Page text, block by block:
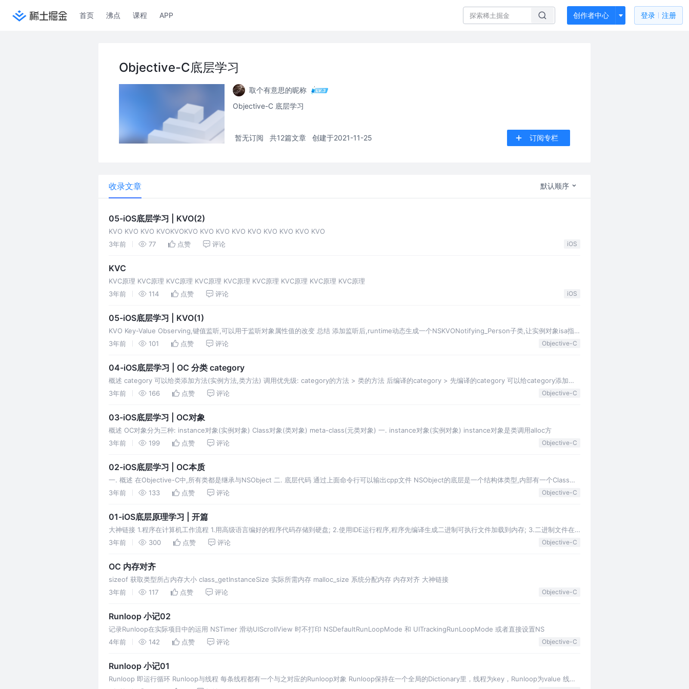
首页 沸点 课程 APP 创作者中心 登录 注册
Objective-C底层学习
取个有意思的昵称
Objective-C 底层学习
暂无订阅 共12篇文章 创建于2021-11-25 订阅专栏
收录文章 默认顺序
05-iOS底层学习 | KVO(2)
KVO KVO KVO KVOKVOKVO KVO KVO KVO KVO KVO KVO KVO KVO
3年前
77 点赞 评论 iOS
KVC
KVC原理 KVC原理 KVC原理 KVC原理 KVC原理 KVC原理 KVC原理 KVC原理 KVC原理
3年前
114 点赞 评论 iOS
05-iOS底层学习 | KVO(1)
KVO Key-Value Observing,键值监听,可以用于监听对象属性值的改变 总结 添加监听后,runtime动态生成一个NSKVONotifying_Person子类,让实例对象isa指
向
3年前 101 点赞 评论 Objective-C
04-iOS底层学习 | OC 分类 category
概述 category 可以给类添加方法(实例方法,类方法) 调用优先级: category的方法 > 类的方法 后编译的category > 先编译的category 可以给category添加属
性
3年前 166 点赞 评论 Objective-C
03-iOS底层学习 | OC对象
概述 OC对象分为三种: instance对象(实例对象) Class对象(类对象) meta-class(元类对象) 一. instance对象(实例对象) instance对象是类调用alloc方
3年前
199 点赞 评论 Objective-C
02-iOS底层学习 | OC本质
一. 概述 在Objective-C中,所有类都是继承与NSObject 二. 底层代码 通过上面命令行可以输出cpp文件 NSObject的底层是一个结构体类型,内部有一个Class类
型的成员isa
3年前 133 点赞 评论 Objective-C
01-iOS底层原理学习 | 开篇
大神链接 1.程序在计算机工作流程 1.用高级语言编好的程序代码存储到硬盘; 2.使用IDE运行程序,程序先编译生成二进制可执行文件加载到内存; 3.二进制文件在
内存中运行,都会有基于该高级语言运行的
3年前 300 点赞 评论 Objective-C
OC 内存对齐
sizeof 获取类型所占内存大小 class_getInstanceSize 实际所需内存 malloc_size 系统分配内存 内存对齐 大神链接
3年前
117 点赞 评论 Objective-C
Runloop 小记02
记录Runloop在实际项目中的运用 NSTimer 滑动UIScrollView 时不打印 NSDefaultRunLoopMode 和 UITrackingRunLoopMode 或者直接设置NS
4年前
142 点赞 评论 Objective-C
Runloop 小记01
Runloop 即运行循环 Runloop与线程 每条线程都有一个与之对应的Runloop对象 Runloop保持在一个全局的Dictionary里，线程为key，Runloop为value 线程